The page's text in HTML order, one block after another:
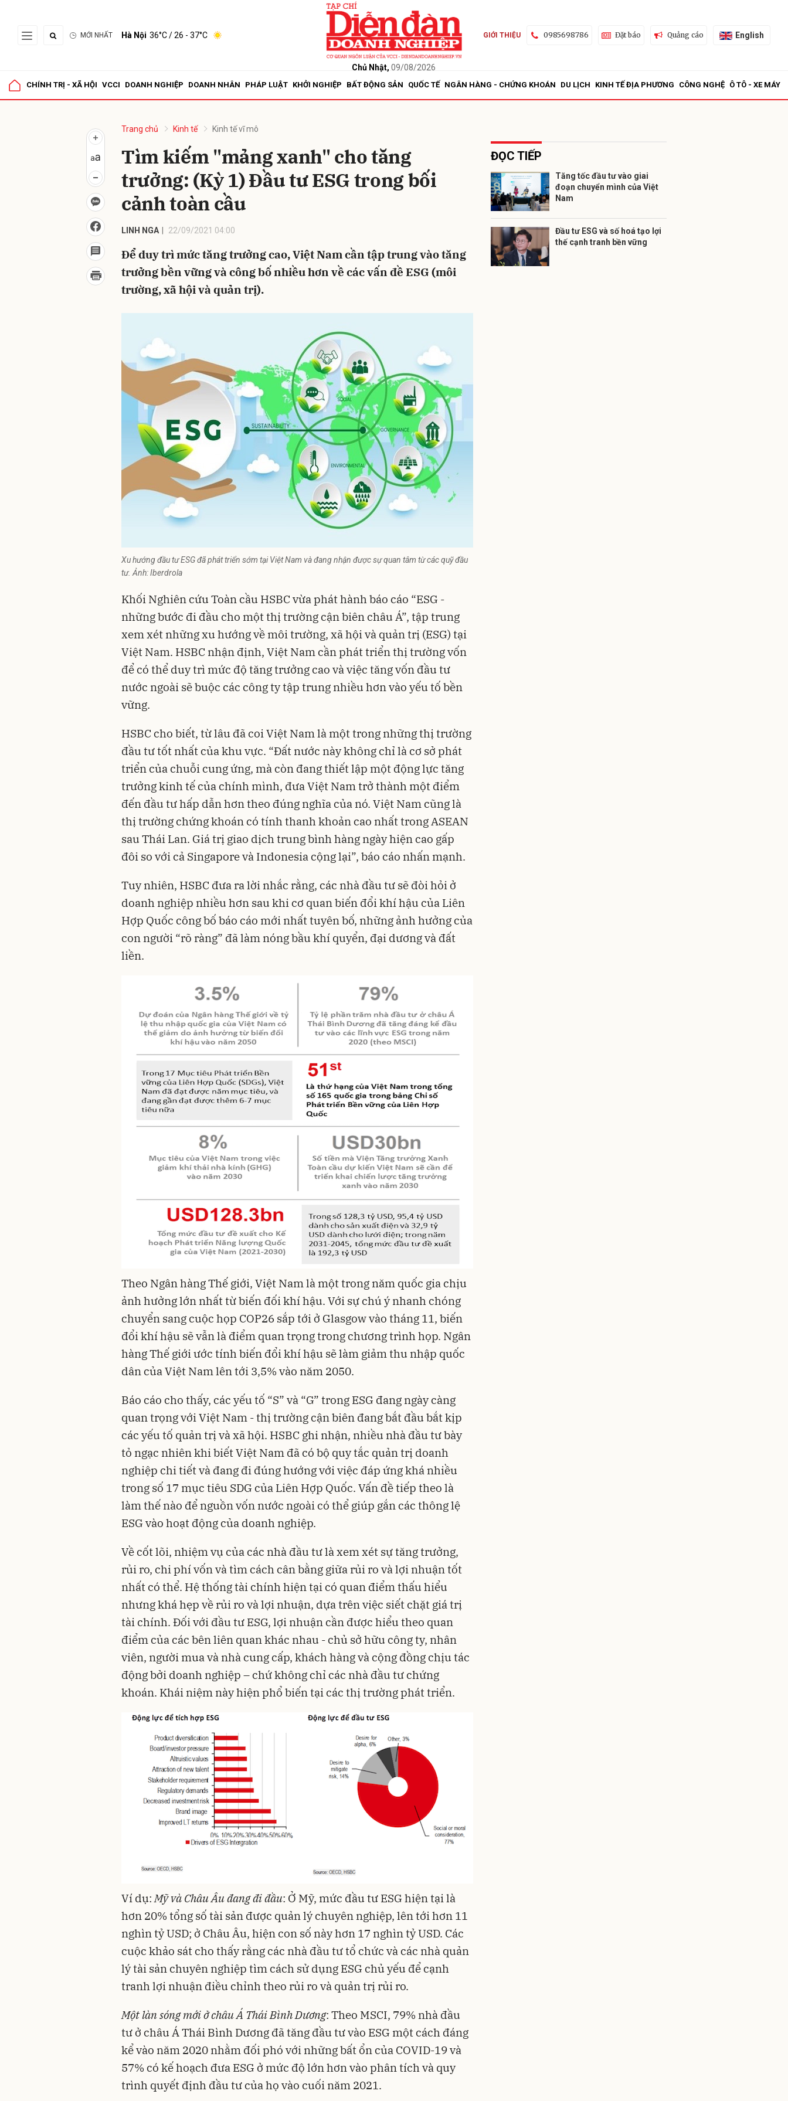
MỚI NHẤT Hà Nội 36°C/ 26 - 37°C
Chủ Nhật, 09/08/2026
GIỚI THIỆU 0985698786 Đặt báo Quảng cáo English
CHÍNH TRỊ - XÃ HỘI VCCI DOANH NGHIỆP DOANH NHÂN PHÁP LUẬT KHỞI NGHIỆP BẤT ĐỘNG SẢN QUỐC TẾ NGÂN HÀNG - CHỨNG KHOÁN DU LỊCH KINH TẾ ĐỊA PHƯƠNG CÔNG NGHỆ Ô TÔ - XE MÁY
Trang chủ Kinh tế Kinh tế vĩ mô
Tìm kiếm "mảng xanh" cho tăng
trưởng: (Kỳ 1) Đầu tư ESG trong bối
cảnh toàn cầu
LINH NGA 22/09/2021 04:00
Để duy trì mức tăng trưởng cao, Việt Nam cần tập trung vào tăng
trưởng bền vững và công bố nhiều hơn về các vấn đề ESG (môi
trường, xã hội và quản trị).
Xu hướng đầu tư ESG đã phát triển sớm tại Việt Nam và đang nhận được sự quan tâm từ các quỹ đầu
tư. Ảnh: Iberdrola
Khối Nghiên cứu Toàn cầu HSBC vừa phát hành báo cáo “ESG -
những bước đi đầu cho một thị trường cận biên châu Á”, tập trung
xem xét những xu hướng về môi trường, xã hội và quản trị (ESG) tại
Việt Nam. HSBC nhận định, Việt Nam cần phát triển thị trường vốn
để có thể duy trì mức độ tăng trưởng cao và việc tăng vốn đầu tư
nước ngoài sẽ buộc các công ty tập trung nhiều hơn vào yếu tố bền
vững.
HSBC cho biết, từ lâu đã coi Việt Nam là một trong những thị trường
đầu tư tốt nhất của khu vực. “Đất nước này không chỉ là cơ sở phát
triển của chuỗi cung ứng, mà còn đang thiết lập một động lực tăng
trưởng kinh tế của chính mình, đưa Việt Nam trở thành một điểm
đến đầu tư hấp dẫn hơn theo đúng nghĩa của nó. Việt Nam cũng là
thị trường chứng khoán có tính thanh khoản cao nhất trong ASEAN
sau Thái Lan. Giá trị giao dịch trung bình hàng ngày hiện cao gấp
đôi so với cả Singapore và Indonesia cộng lại”, báo cáo nhấn mạnh.
Tuy nhiên, HSBC đưa ra lời nhắc rằng, các nhà đầu tư sẽ đòi hỏi ở
doanh nghiệp nhiều hơn sau khi cơ quan biến đổi khí hậu của Liên
Hợp Quốc công bố báo cáo mới nhất tuyên bố, những ảnh hưởng của
con người “rõ ràng” đã làm nóng bầu khí quyển, đại dương và đất
liền.
Theo Ngân hàng Thế giới, Việt Nam là một trong năm quốc gia chịu
ảnh hưởng lớn nhất từ biến đối khí hậu. Với sự chú ý nhanh chóng
chuyển sang cuộc họp COP26 sắp tới ở Glasgow vào tháng 11, biến
đổi khí hậu sẽ vẫn là điểm quan trọng trong chương trình họp. Ngân
hàng Thế giới ước tính biến đổi khí hậu sẽ làm giảm thu nhập quốc
dân của Việt Nam lên tới 3,5% vào năm 2050.
Báo cáo cho thấy, các yếu tố “S” và “G” trong ESG đang ngày càng
quan trọng với Việt Nam - thị trường cận biên đang bắt đầu bắt kịp
các yếu tố quản trị và xã hội. HSBC ghi nhận, nhiều nhà đầu tư bày
tỏ ngạc nhiên khi biết Việt Nam đã có bộ quy tắc quản trị doanh
nghiệp chi tiết và đang đi đúng hướng với việc đáp ứng khá nhiều
trong số 17 mục tiêu SDG của Liên Hợp Quốc. Vấn đề tiếp theo là
làm thế nào để nguồn vốn nước ngoài có thể giúp gắn các thông lệ
ESG vào hoạt động của doanh nghiệp.
Về cốt lõi, nhiệm vụ của các nhà đầu tư là xem xét sự tăng trưởng,
rủi ro, chi phí vốn và tìm cách cân bằng giữa rủi ro và lợi nhuận tốt
nhất có thể. Hệ thống tài chính hiện tại có quan điểm thấu hiểu
nhưng khá hẹp về rủi ro và lợi nhuận, dựa trên việc siết chặt giá trị
tài chính. Đối với đầu tư ESG, lợi nhuận cần được hiểu theo quan
điểm của các bên liên quan khác nhau - chủ sở hữu công ty, nhân
viên, người mua và nhà cung cấp, khách hàng và cộng đồng chịu tác
động bởi doanh nghiệp – chứ không chỉ các nhà đầu tư chứng
khoán. Khái niệm này hiện phổ biến tại các thị trường phát triển.
Ví dụ: Mỹ và Châu Âu đang đi đầu: Ở Mỹ, mức đầu tư ESG hiện tại là
hơn 20% tổng số tài sản được quản lý chuyên nghiệp, lên tới hơn 11
nghìn tỷ USD; ở Châu Âu, hiện con số này hơn 17 nghìn tỷ USD. Các
cuộc khảo sát cho thấy rằng các nhà đầu tư tổ chức và các nhà quản
lý tài sản chuyên nghiệp tìm cách sử dụng ESG chủ yếu để cạnh
tranh lợi nhuận điều chỉnh theo rủi ro và quản trị rủi ro.
Một làn sóng mới ở châu Á Thái Bình Dương: Theo MSCI, 79% nhà đầu
tư ở châu Á Thái Bình Dương đã tăng đầu tư vào ESG một cách đáng
kể vào năm 2020 nhằm đối phó với những bất ổn của COVID-19 và
57% có kế hoạch đưa ESG ở mức độ lớn hơn vào phân tích và quy
trình quyết định đầu tư của họ vào cuối năm 2021.
ĐỌC TIẾP
Tăng tốc đầu tư vào giai
đoạn chuyển mình của Việt
Nam
Đầu tư ESG và số hoá tạo lợi
thế cạnh tranh bền vững
Gửi